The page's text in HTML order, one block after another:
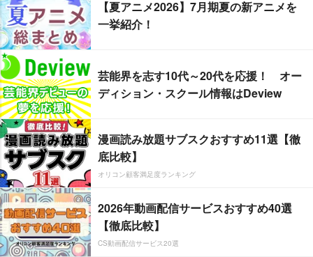
【夏アニメ2026】7月期夏の新アニメを
一挙紹介！
芸能界を志す10代～20代を応援！ オー
ディション・スクール情報はDeview
漫画読み放題サブスクおすすめ11選【徹
底比較】
オリコン顧客満足度ランキング
2026年動画配信サービスおすすめ40選
【徹底比較】
CS動画配信サービス20選